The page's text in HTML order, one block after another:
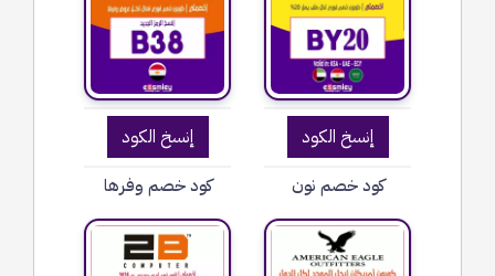
إنسخ الكود
كود خصم نون
إنسخ الكود
كود خصم وفرها